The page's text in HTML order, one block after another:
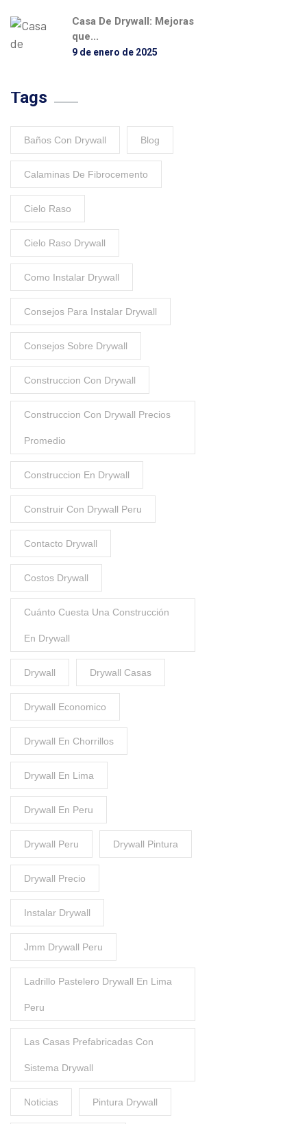
Casa De Drywall: Mejoras
que...
9 de enero de 2025
Tags
Baños Con Drywall Blog
Calaminas De Fibrocemento
Cielo Raso
Cielo Raso Drywall
Como Instalar Drywall
Consejos Para Instalar Drywall
Consejos Sobre Drywall
Construccion Con Drywall
Construccion Con Drywall Precios
Promedio
Construccion En Drywall
Construir Con Drywall Peru
Contacto Drywall
Costos Drywall
Cuánto Cuesta Una Construcción
En Drywall
Drywall Drywall Casas
Drywall Economico
Drywall En Chorrillos
Drywall En Lima
Drywall En Peru
Drywall Peru Drywall Pintura
Drywall Precio
Instalar Drywall
Jmm Drywall Peru
Ladrillo Pastelero Drywall En Lima
Peru
Las Casas Prefabricadas Con
Sistema Drywall
Noticias Pintura Drywall